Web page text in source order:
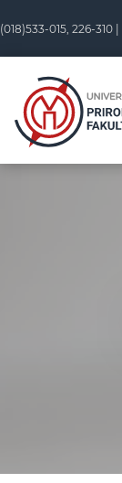
(018)533-015, 226-310 |